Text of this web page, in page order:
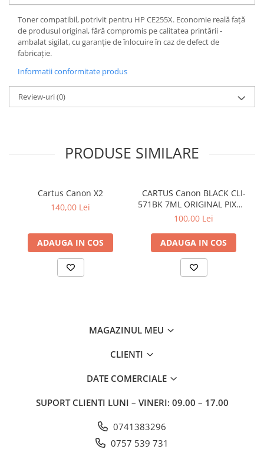
Toner compatibil, potrivit pentru HP CE255X. Economie reală față
de produsul original, fără compromis pe calitatea printării -
ambalat sigilat, cu garanție de înlocuire în caz de defect de
fabricație.
Informatii conformitate produs
Review-uri(0)
PRODUSE SIMILARE
Cartus Canon X2
140,00 Lei
ADAUGA IN COS
CARTUS Canon BLACK CLI-
571BK 7ML ORIGINAL PIXMA
MG6850
100,00 Lei
ADAUGA IN COS
MAGAZINUL MEU
CLIENTI
DATE COMERCIALE
SUPORT CLIENTI LUNI – VINERI: 09.00 – 17.00
0741383296
0757 539 731